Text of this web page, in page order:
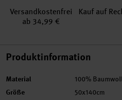
Versand­kosten­frei
ab 34,99 €
Kauf auf
Produktinformation
Material 100%
Größe 50x140cm